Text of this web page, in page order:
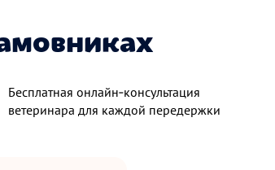
Бесплатная онлайн‑консультация
ветеринара для каждой передержки